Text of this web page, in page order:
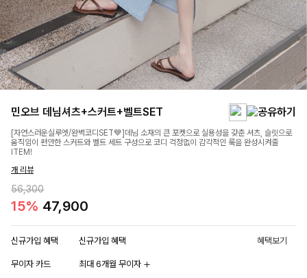
민오브 데님셔츠+스커트+벨트SET
[자연스러운실루엣/완벽코디SET💙]데님 소재의 큰 포켓으로 실용성을 갖춘 셔츠, 슬릿으로
움직임이 편안한 스커트와 벨트 세트 구성으로 코디 걱정없이 감각적인 룩을 완성시켜줄
ITEM!
개 리뷰
56,300
15% 47,900
신규가입 혜택 신규가입 혜택 혜택보기
무이자 카드 최대 6개월 무이자